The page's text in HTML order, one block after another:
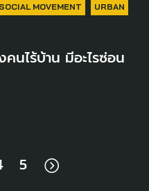
SOCIAL MOVEMENT URBAN
คนไร้บ้าน มีอะไรซ่อน
5